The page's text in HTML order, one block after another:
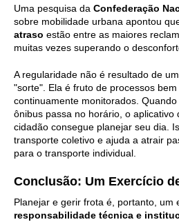
Uma pesquisa da Confederação
sobre mobilidade urbana apontou
atraso estão entre as maiores
muitas vezes superando o
A regularidade não é resultado de
"sorte". Ela é fruto de processos
continuamente monitorados.
ônibus passa no horário, o aplicativo
cidadão consegue planejar seu dia.
transporte coletivo e ajuda a atrair
para o transporte individual.
Conclusão: Um Exercício
Planejar e gerir frota é, portanto, um
responsabilidade técnica e